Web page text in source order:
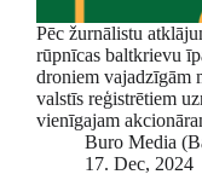
Pēc žurnālistu
rūpnīcas baltkrievu
droniem vajadzīgām
valstīs reģistrētiem
vienīgajam
Buro Media
17. Dec, 2024